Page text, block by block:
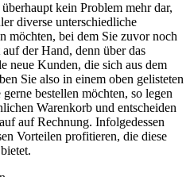
kein Problem mehr dar,
diverse unterschiedliche
möchten, bei dem Sie zuvor noch
der Hand, denn über das
neue Kunden, die sich aus dem
Sie also in einem oben gelisteten
bestellen möchten, so legen
Warenkorb und entscheiden
auf Rechnung. Infolgedessen
Vorteilen profitieren, die diese